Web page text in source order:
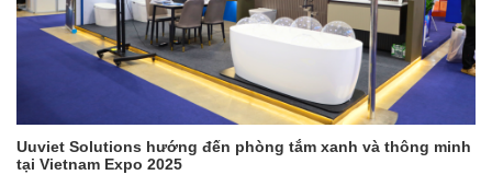
Uuviet Solutions hướng đến phòng tắm xanh và thông minh
tại Vietnam Expo 2025